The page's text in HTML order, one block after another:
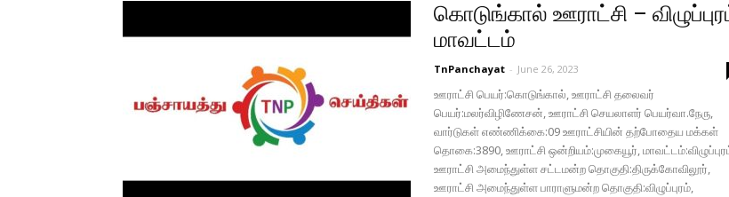
கொடுங்கால் ஊராட்சி –
மாவட்டம்
TnPanchayat - June 26, 2023
ஊராட்சி பெயர்:கொடுங்கால், ஊராட்சி தலைவர்
பெயர்:மலர்விழிணேசன், ஊராட்சி செயலாளர் பெயர்வா.நேரு,
வார்டுகள் எண்ணிக்கை:09 ஊராட்சியின் தற்போதைய மக்கள்
தொகை:3890, ஊராட்சி ஒன்றியம்:முகையூர்,
ஊராட்சி அமைந்துள்ள சட்டமன்ற தொகுதி:திருக்கோவிலூர்,
ஊராட்சி அமைந்துள்ள பாராளுமன்ற தொகுதி:விழுப்புரம்,